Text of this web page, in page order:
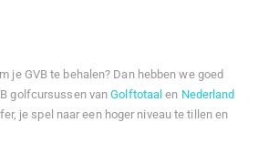
je GVB te behalen? Dan hebben we goed
golfcursussen vanGolftotaal en Nederland
je spel naar een hoger niveau te tillen en